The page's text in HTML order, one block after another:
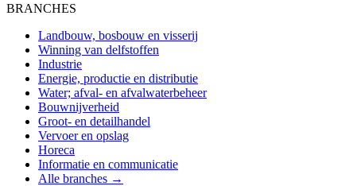
BRANCHES
Landbouw, bosbouw en visserij
Winning van delfstoffen
Industrie
Energie, productie en distributie
Water; afval- en afvalwaterbeheer
Bouwnijverheid
Groot- en detailhandel
Vervoer en opslag
Horeca
Informatie en communicatie
Alle branches →